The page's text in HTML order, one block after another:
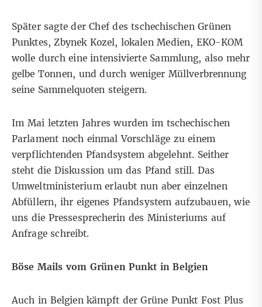
Später sagte der Chef des tschechischen Grünen
Punktes, Zbynek Kozel, lokalen Medien, EKO-KOM
wolle durch eine intensivierte Sammlung, also mehr
gelbe Tonnen, und durch weniger Müllverbrennung
seine Sammelquoten steigern.
Im Mai letzten Jahres wurden im tschechischen
Parlament noch einmal Vorschläge zu einem
verpflichtenden Pfandsystem abgelehnt. Seither
steht die Diskussion um das Pfand still. Das
Umweltministerium erlaubt nun aber einzelnen
Abfüllern, ihr eigenes Pfandsystem aufzubauen, wie
uns die Pressesprecherin des Ministeriums auf
Anfrage schreibt.
Böse Mails vom Grünen Punkt in Belgien
Auch in Belgien kämpft der Grüne Punkt Fost Plus